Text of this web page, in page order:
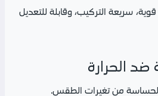
سريعة التركيب، وقابلة للتعديل
من تغيرات الطقس.